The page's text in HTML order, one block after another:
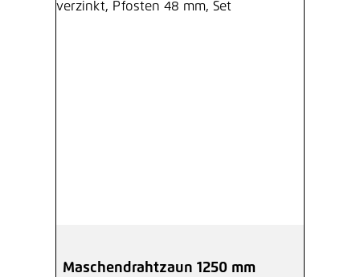
Maschendrahtzaun 1250 mm